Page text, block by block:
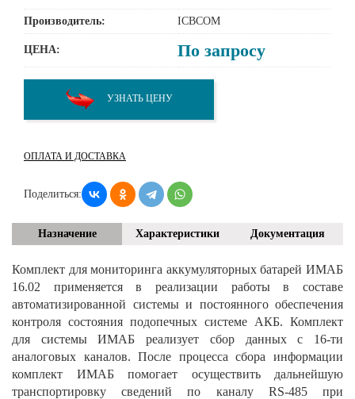
Производитель: ICBCOM
ЦЕНА: По запросу
УЗНАТЬ ЦЕНУ
ОПЛАТА И ДОСТАВКА
Поделиться:
Назначение Характеристики Документация
Комплект для мониторинга аккумуляторных батарей ИМАБ
16.02 применяется в реализации работы в составе
автоматизированной системы и постоянного обеспечения
контроля состояния подопечных системе АКБ. Комплект
для системы ИМАБ реализует сбор данных с 16-ти
аналоговых каналов. После процесса сбора информации
комплект ИМАБ помогает осуществить дальнейшую
транспортировку сведений по каналу RS-485 при